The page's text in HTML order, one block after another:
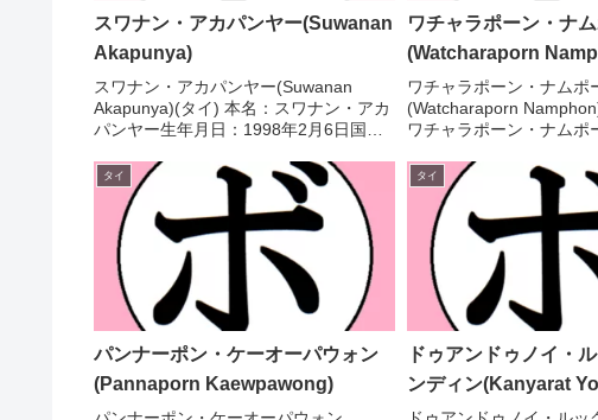
スワナン・アカパンヤー(Suwanan
Akapunya)
スワナン・アカパンヤー(Suwanan
Akapunya)(タイ) 本名：スワナン・アカ
パンヤー生年月日：1998年2月6日国
タイトル】なし 【戦歴】2022/12/10
○2RTKO シーザー・...
ワチャラポーン・ナ
(Watcharaporn
ワチャラポーン・ナムポ
(Watcharaporn
ワチャラポーン・ナムポ
14勝(8KO)2敗 【獲得タ
女子アトム級王座【戦歴
タイ
パンナーポン・ケーオーパウォン
(Pannaporn Kaewpawong)
タイ
ドゥアンドゥノイ・
ンディン(Kanyarat